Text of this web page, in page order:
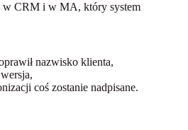
w CRM i w MA, który system
nazwisko klienta,
coś zostanie nadpisane.